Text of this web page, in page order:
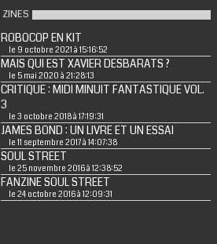
ZINES
ROBOCOP EN KIT
le 9 octobre 2021 à 15:16:52
MAIS QUI EST XAVIER DESBARATS ?
le 5 mai 2020 à 21:28:13
CRITIQUE : MIDI MINUIT FANTASTIQUE VOL.
3
le 3 octobre 2018 à 17:19:31
JAMES BOND : UN LIVRE ET UN ESSAI
le 11 septembre 2017 à 14:07:38
SOUL STREET
le 25 novembre 2016 à 12:38:52
FANZINE SOUL STREET
le 24 octobre 2016 à 12:09:31